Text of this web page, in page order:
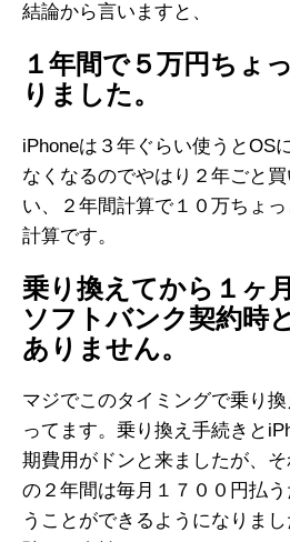
結論から言いますと、
１年間で５万円ちょ
りました。
iPhoneは３年ぐらい使うとOS
なくなるのでやはり２年ごと
い、２年間計算で１０万ちょ
計算です。
乗り換えてから１ヶ
ソフトバンク契約時
ありません。
マジでこのタイミングで乗り
ってます。乗り換え手続きと
期費用がドンと来ましたが、
の２年間は毎月１７００円払
うことができるようになりま